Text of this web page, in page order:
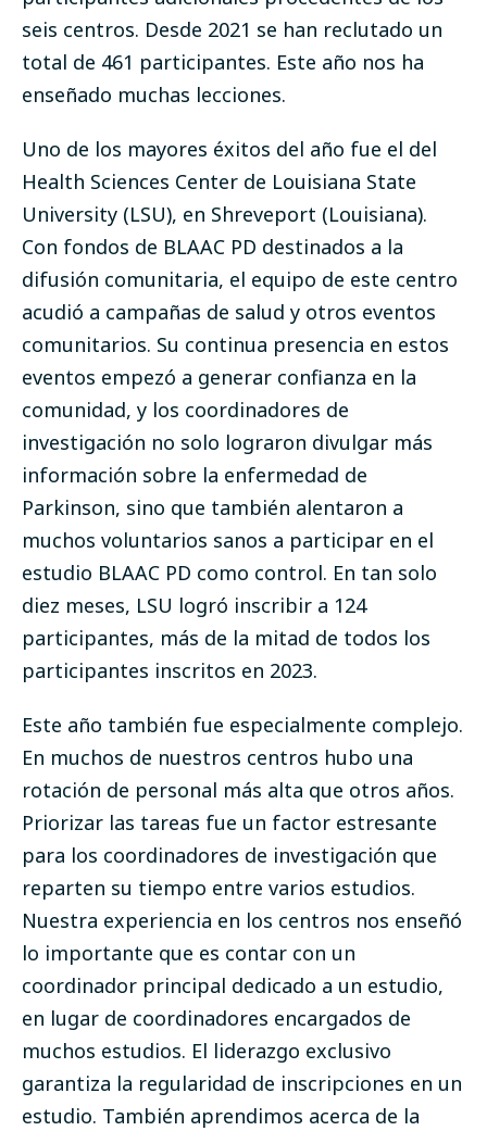
seis centros. Desde 2021 se han reclutado un
total de 461 participantes. Este año nos ha
enseñado muchas lecciones.
Uno de los mayores éxitos del año fue el del
Health Sciences Center de Louisiana State
University (LSU), en Shreveport (Louisiana).
Con fondos de BLAAC PD destinados a la
difusión comunitaria, el equipo de este centro
acudió a campañas de salud y otros eventos
comunitarios. Su continua presencia en estos
eventos empezó a generar confianza en la
comunidad, y los coordinadores de
investigación no solo lograron divulgar más
información sobre la enfermedad de
Parkinson, sino que también alentaron a
muchos voluntarios sanos a participar en el
estudio BLAAC PD como control. En tan solo
diez meses, LSU logró inscribir a 124
participantes, más de la mitad de todos los
participantes inscritos en 2023.
Este año también fue especialmente complejo.
En muchos de nuestros centros hubo una
rotación de personal más alta que otros años.
Priorizar las tareas fue un factor estresante
para los coordinadores de investigación que
reparten su tiempo entre varios estudios.
Nuestra experiencia en los centros nos enseñó
lo importante que es contar con un
coordinador principal dedicado a un estudio,
en lugar de coordinadores encargados de
muchos estudios. El liderazgo exclusivo
garantiza la regularidad de inscripciones en un
estudio. También aprendimos acerca de la